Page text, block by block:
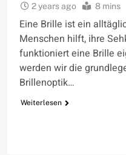
2 years ago 8 mins
Eine Brille ist ein
Menschen hilft, ihre
funktioniert eine Brille
werden wir die
Brillenoptik…
Weiterlesen